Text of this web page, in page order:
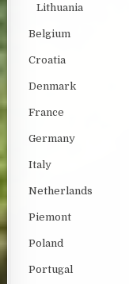
Lithuania
Belgium
Croatia
Denmark
France
Germany
Italy
Netherlands
Piemont
Poland
Portugal